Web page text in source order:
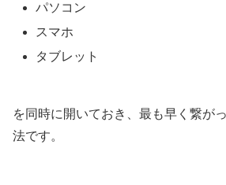
パソコン
スマホ
タブレット
を同時に開いておき、最も早く繋が
法です。